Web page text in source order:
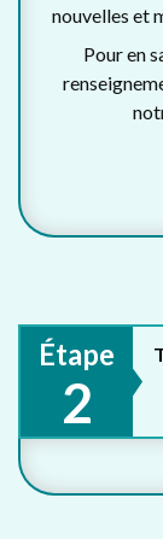
nouvelles et
Pour en
Étape
2